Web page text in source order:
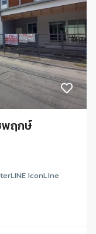
พฤกษ์
iconLine